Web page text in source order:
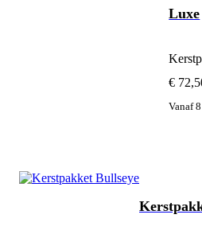
Luxe
€
Vanaf